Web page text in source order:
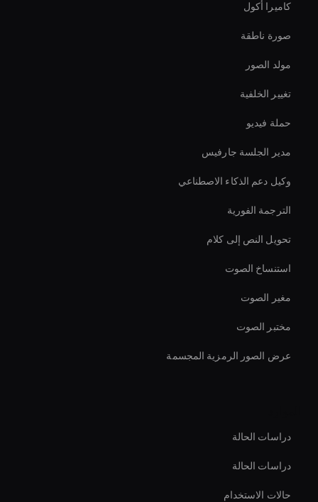
كاميرا أكول
صورة ناطقة
مولد الصور
تغيير الخلفية
حملة فيديو
مدير الجلسة جارفيس
وكيل دعم الذكاء الاصطناعي
الترجمة الفورية
تحويل النص إلى كلام
استنساخ الصوت
مغير الصوت
مختبر الصوت
عرض الصور الرمزية المجسمة
دراسات الحالة
دراسات الحالة
حالات الاستخدام